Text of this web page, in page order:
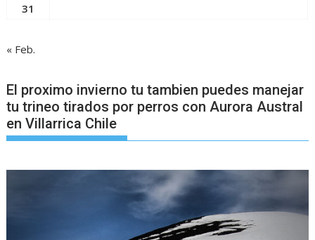
31
« Feb.
El proximo invierno tu tambien puedes manejar
tu trineo tirados por perros con Aurora Austral
en Villarrica Chile